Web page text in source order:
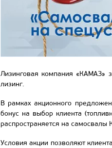
Лизинговая компания «КАМАЗ»
лизинг.
В рамках акционного
бонус на выбор клиента
распространяется на
Условия акции позволяют